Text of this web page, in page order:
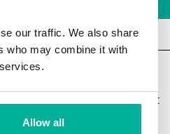
our traffic. We also share
who may combine it with
Allow all
därefter ersätts de av vårt